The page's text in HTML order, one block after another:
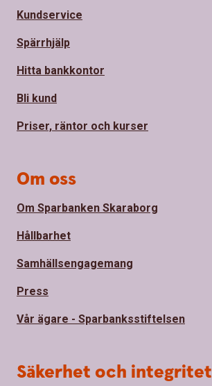
Kundservice
Spärrhjälp
Hitta bankkontor
Bli kund
Priser, räntor och kurser
Om oss
Om Sparbanken Skaraborg
Hållbarhet
Samhällsengagemang
Press
Vår ägare - Sparbanksstiftelsen
Säkerhet och integritet